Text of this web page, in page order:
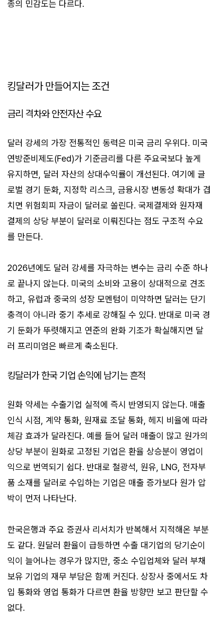
종의 민감도는 다르다.
킹달러가 만들어지는 조건
금리 격차와 안전자산 수요
달러 강세의 가장 전통적인 동력은 미국 금리 우위다. 미국
연방준비제도(Fed)가 기준금리를 다른 주요국보다 높게
유지하면, 달러 자산의 상대수익률이 개선된다. 여기에 글
로벌 경기 둔화, 지정학 리스크, 금융시장 변동성 확대가 겹
치면 위험회피 자금이 달러로 쏠린다. 국제결제와 원자재
결제의 상당 부분이 달러로 이뤄진다는 점도 구조적 수요
를 만든다.
2026년에도 달러 강세를 자극하는 변수는 금리 수준 하나
로 끝나지 않는다. 미국의 소비와 고용이 상대적으로 견조
하고, 유럽과 중국의 성장 모멘텀이 미약하면 달러는 단기
충격이 아니라 중기 추세로 강해질 수 있다. 반대로 미국 경
기 둔화가 뚜렷해지고 연준의 완화 기조가 확실해지면 달
러 프리미엄은 빠르게 축소된다.
킹달러가 한국 기업 손익에 남기는 흔적
원화 약세는 수출기업 실적에 즉시 반영되지 않는다. 매출
인식 시점, 계약 통화, 원재료 조달 통화, 헤지 비율에 따라
체감 효과가 달라진다. 예를 들어 달러 매출이 많고 원가의
상당 부분이 원화로 고정된 기업은 환율 상승분이 영업이
익으로 번역되기 쉽다. 반대로 철광석, 원유, LNG, 전자부
품 소재를 달러로 수입하는 기업은 매출 증가보다 원가 압
박이 먼저 나타난다.
한국은행과 주요 증권사 리서치가 반복해서 지적해온 부분
도 같다. 원달러 환율이 급등하면 수출 대기업의 당기순이
익이 늘어나는 경우가 많지만, 중소 수입업체와 달러 부채
보유 기업의 재무 부담은 함께 커진다. 상장사 중에서도 차
입 통화와 영업 통화가 다르면 환율 방향만 보고 판단할 수
없다.